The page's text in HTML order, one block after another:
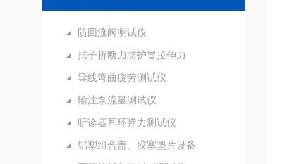
防回流阀测试仪
拭子折断力防护冒拉伸力
导线弯曲疲劳测试仪
输注泵流量测试仪
听诊器耳环弹力测试仪
铝塑组合盖、胶塞垫片设备